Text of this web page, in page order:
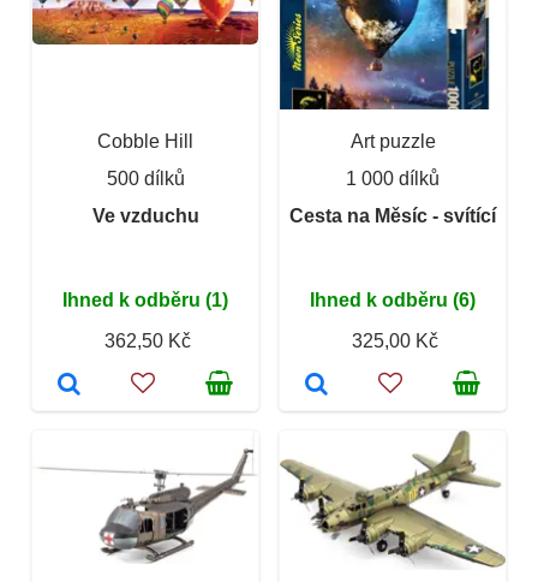
Cobble Hill
500 dílků
Ve vzduchu
Ihned k odběru (1)
362,50 Kč
Art puzzle
1 000 dílků
Cesta na Měsíc - svítící
Ihned k odběru (6)
325,00 Kč